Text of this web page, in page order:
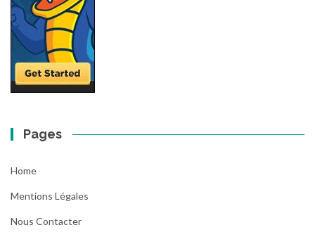
Pages
Home
Mentions Légales
Nous Contacter